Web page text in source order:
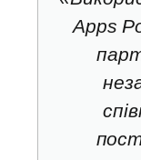
Apps